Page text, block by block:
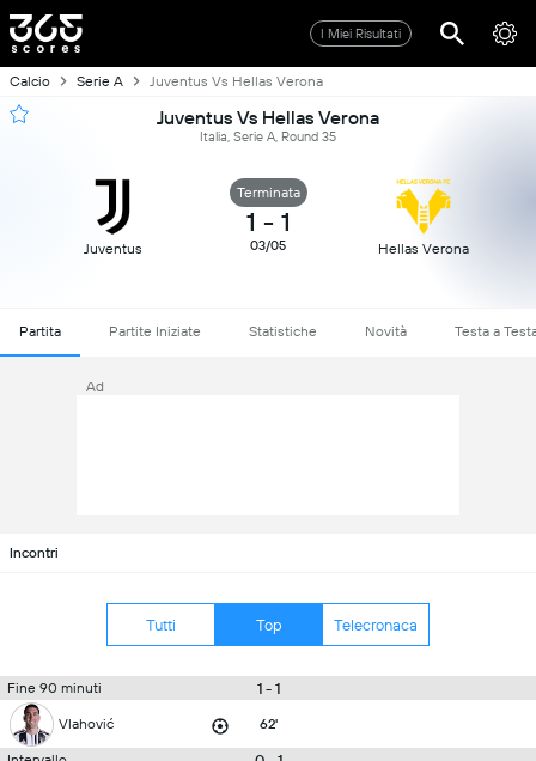
I Miei Risultati
Calcio Serie A Juventus Vs Hellas Verona
Juventus Vs Hellas Verona
Italia, Serie A, Round 35
Juventus
Terminata
1 - 1
03/05 Hellas Verona
Partita Partite Iniziate Statistiche Novità Testa a
Ad
Incontri
Tutti Top Telecronaca
Fine 90 minuti 1 - 1
Vlahović 62'